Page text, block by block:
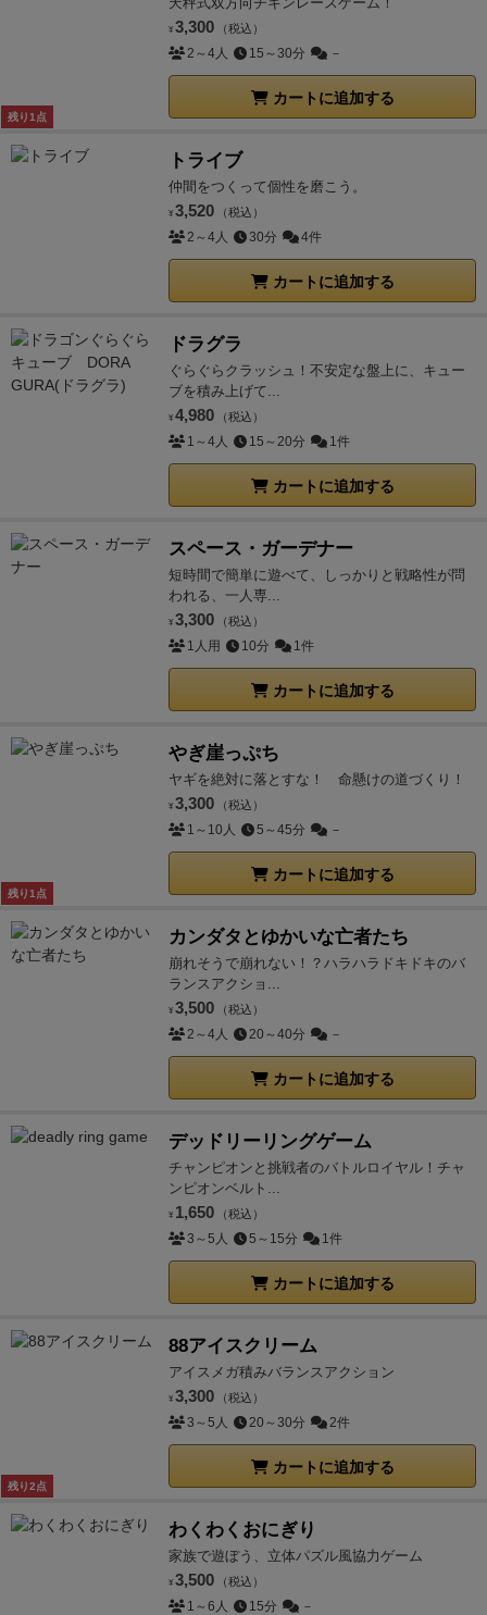
残り1点
¥ 3,300 （税込）
2～4人 15～30分 －
カートに追加する
トライブ
仲間をつくって個性を磨こう。
¥ 3,520 （税込）
2～4人 30分 4件
カートに追加する
ドラグラ
ぐらぐらクラッシュ！不安定な盤上に、キュー
ブを積み上げて...
¥ 4,980 （税込）
1～4人 15～20分 1件
カートに追加する
スペース・ガーデナー
短時間で簡単に遊べて、しっかりと戦略性が問
われる、一人専...
¥ 3,300 （税込）
1人用 10分 1件
カートに追加する
残り1点
やぎ崖っぷち
ヤギを絶対に落とすな！ 命懸けの道づくり！
¥ 3,300 （税込）
1～10人 5～45分 －
カートに追加する
カンダタとゆかいな亡者たち
崩れそうで崩れない！？ハラハラドキドキのバ
ランスアクショ...
¥ 3,500 （税込）
2～4人 20～40分 －
カートに追加する
デッドリーリングゲーム
チャンピオンと挑戦者のバトルロイヤル！チャ
ンピオンベルト...
¥ 1,650 （税込）
3～5人 5～15分 1件
カートに追加する
残り2点
88アイスクリーム
アイスメガ積みバランスアクション
¥ 3,300 （税込）
3～5人 20～30分 2件
カートに追加する
わくわくおにぎり
家族で遊ぼう、立体パズル風協力ゲーム
¥ 3,500 （税込）
1～6人 15分 －